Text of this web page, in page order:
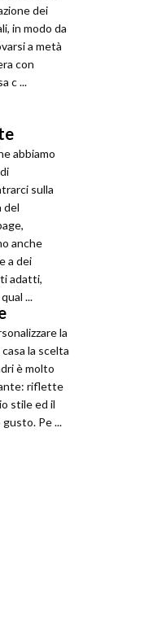
dei
in modo da
a metà
con
c ...
abbiamo
sulla
del
anche
a dei
adatti,
...
la
la scelta
è molto
riflette
stile ed il
Pe ...